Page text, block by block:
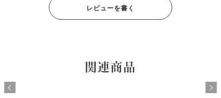
レビューを書く
関連商品